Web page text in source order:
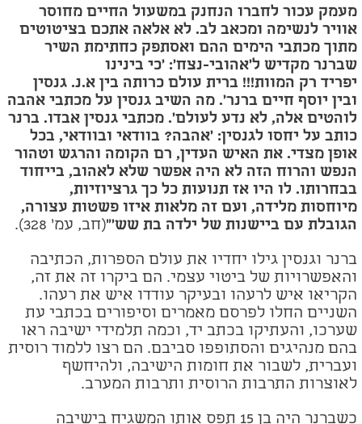
מעמק עכור לחברו הנחנק במשעול החיים מחוסר
אוויר לנשימה ומכאב לב. לא אלאה אתכם בציטוטים
מתוך מכתבי הימים ההם ואסתפק כחתימת השיר
שברנר מקדיש ל'אהובי-נצח': 'כי בינינו
יפריד רק המוות!!! ברית עולם כרותה בין א.נ. גנסין
ובין יוסף חיים ברנר'. מה השיב גנסין על מכתבי אהבה
לוהטים אלה, לא נדע לעולם'.מכתבי גנסין אבדו. ברנר
כותב על יחסו לגנסין: 'אהבה? בוודאי ובוודאי, בכל
אופן מצדי. את האיש העדין, רם הקומה והרגש וטהור
הנפש והרוח הזה לא היה אפשר שלא לאהוב, בייחוד
בבחרותו. לו היו אז תנועות כל כך גרציוזיות,
מיוחסות מלידה, ועם זה מלאות איזו פשטות עצורה,
הגובלת עם ביישנות של ילדה בת שש'"(חב, עמ' 328).
ברנר וגנסין גילו יחדיו את עולם הספרות, הכתיבה
והאפשרויות של ביטוי עצמי. הם ביקרו זה את זה,
הקריאו איש לרעהו ובעיקר עודדו איש את רעהו.
השניים החלו לפרסם מאמרים וסיפורים בכתבי עת
שערכו, והעתיקו בכתב יד, וכמה תלמידי ישיבה ראו
בהם מנהיגים והסתופפו סביבם. הם רצו ללמוד רוסית
ועברית, לשבור את חומות הישיבה, ולהיחשף
לאוצרות התרבות הרוסית ותרבות המערב.
כשברנר היה בן 15 תפס אותו המשגיח בישיבה